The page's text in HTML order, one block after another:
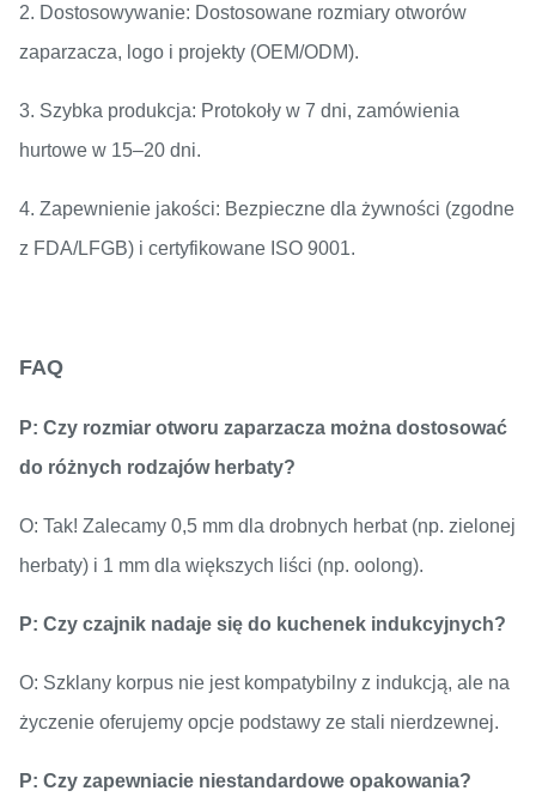
2. Dostosowywanie: Dostosowane rozmiary otworów
zaparzacza, logo i projekty (OEM/ODM).
3. Szybka produkcja: Protokoły w 7 dni, zamówienia
hurtowe w 15–20 dni.
4. Zapewnienie jakości: Bezpieczne dla żywności (zgodne
z FDA/LFGB) i certyfikowane ISO 9001.
FAQ
P: Czy rozmiar otworu zaparzacza można dostosować
do różnych rodzajów herbaty?
O: Tak! Zalecamy 0,5 mm dla drobnych herbat (np. zielonej
herbaty) i 1 mm dla większych liści (np. oolong).
P: Czy czajnik nadaje się do kuchenek indukcyjnych?
O: Szklany korpus nie jest kompatybilny z indukcją, ale na
życzenie oferujemy opcje podstawy ze stali nierdzewnej.
P: Czy zapewniacie niestandardowe opakowania?